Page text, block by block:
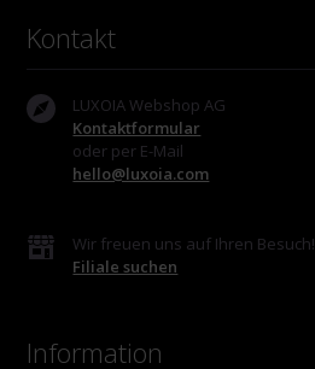
Kontakt
LUXOIA Webshop AG
Kontaktformular
oder per E-Mail
hello@luxoia.com
Wir freuen uns auf Ihren Besuch!
Filiale suchen
Information